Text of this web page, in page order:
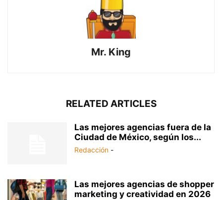
Mr. King
RELATED ARTICLES
Las mejores agencias fuera de la
Ciudad de México, según los...
Redacción -
Las mejores agencias de shopper
marketing y creatividad en 2026